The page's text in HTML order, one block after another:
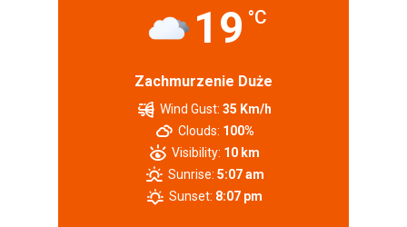
19 °C
Zachmurzenie Duże
Wind Gust: 35 Km/h
Clouds: 100%
Visibility: 10 km
Sunrise: 5:07 am
Sunset: 8:07 pm